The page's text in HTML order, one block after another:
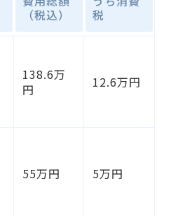
（税込）
税
138.6万
円
12.6万円
55万円 5万円